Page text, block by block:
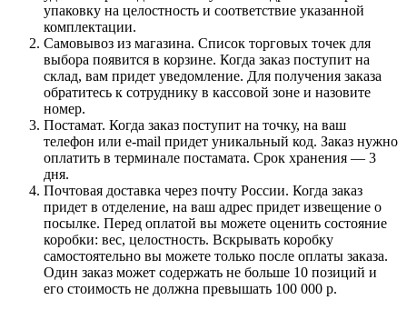
упаковку на целостность и соответствие указанной
комплектации.
Самовывоз из магазина. Список торговых точек для
выбора появится в корзине. Когда заказ поступит на
склад, вам придет уведомление. Для получения заказа
обратитесь к сотруднику в кассовой зоне и назовите
номер.
Постамат. Когда заказ поступит на точку, на ваш
телефон или e-mail придет уникальный код. Заказ нужно
оплатить в терминале постамата. Срок хранения — 3
дня.
Почтовая доставка через почту России. Когда заказ
придет в отделение, на ваш адрес придет извещение о
посылке. Перед оплатой вы можете оценить состояние
коробки: вес, целостность. Вскрывать коробку
самостоятельно вы можете только после оплаты заказа.
Один заказ может содержать не больше 10 позиций и
его стоимость не должна превышать 100 000 р.